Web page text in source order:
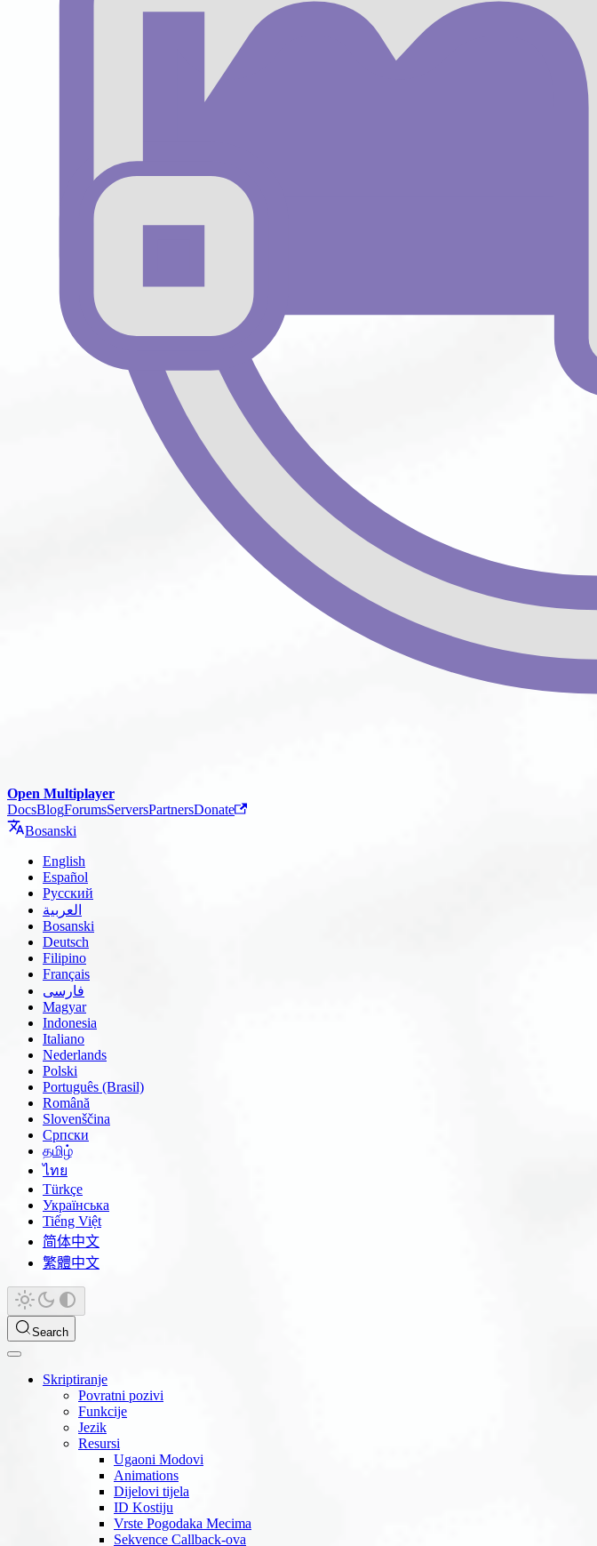
Open Multiplayer
DocsBlogForumsServersPartnersDonate
Bosanski
English
Español
Русский
العربية
Bosanski
Deutsch
Filipino
Français
فارسی
Magyar
Indonesia
Italiano
Nederlands
Polski
Português (Brasil)
Română
Slovenščina
Српски
தமிழ்
ไทย
Türkçe
Українська
Tiếng Việt
简体中文
繁體中文
Search
Skriptiranje
Povratni pozivi
Funkcije
Jezik
Resursi
Ugaoni Modovi
Animations
Dijelovi tijela
ID Kostiju
Vrste Pogodaka Mecima
Sekvence Callback-ova